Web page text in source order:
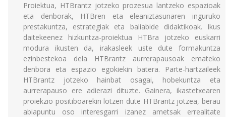
Proiektua, HTBrantz jotzeko prozesua lantzeko espazioak
eta denborak, HTBren eta eleaniztasunaren inguruko
prestakuntza, estrategiak eta baliabide didaktikoak. Ikus
daitekeenez hizkuntza-proiektua HTBra jotzeko euskarri
modura ikusten da, irakasleek uste dute formakuntza
ezinbestekoa dela HTBrantz aurrerapausoak emateko
denbora eta espazio egokiekin batera. Parte-hartzaileek
HTBrantz jotzeko hainbat osagai, hobekuntza eta
aurrerapauso ere adierazi dituzte. Gainera, ikastetxearen
proiekzio positiboarekin lotzen dute HTBrantz jotzea, berau
abiapuntu oso interesgarri izanez ametsak errealitate